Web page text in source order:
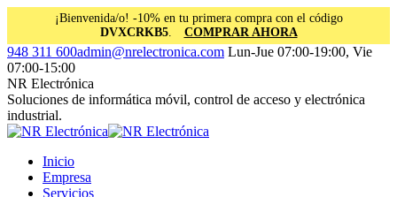
¡Bienvenida/o! -10% en tu primera compra con el código
DVXCRKB5. COMPRAR AHORA
Saltar
al
contenido
Facebook
page
opens
in
new
window
Instagram
page
opens
in
new
window
Linkedin
page
opens
in
new
window
948 311 600admin@nrelectronica.com Lun-Jue 07:00-19:00, Vie
07:00-15:00
NR Electrónica
Soluciones de informática móvil, control de acceso y electrónica
industrial.
Inicio
Empresa
Servicios